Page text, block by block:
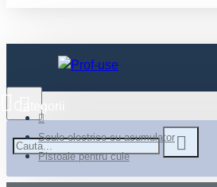
Scule electrice cu acumulator
Pistoale pentru cuie